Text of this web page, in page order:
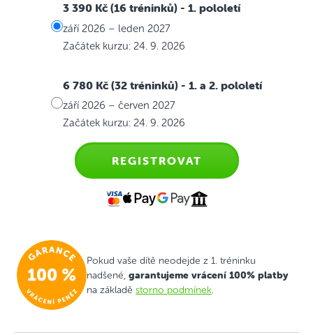
3 390 Kč (16 tréninků) - 1. pololetí
září 2026 – leden 2027
Začátek kurzu: 24. 9. 2026
6 780 Kč (32 tréninků) - 1. a 2. pololetí
září 2026 – červen 2027
Začátek kurzu: 24. 9. 2026
REGISTROVAT
Pokud vaše dítě neodejde z 1. tréninku
nadšené, garantujeme vrácení 100% platby
na základě storno podmínek